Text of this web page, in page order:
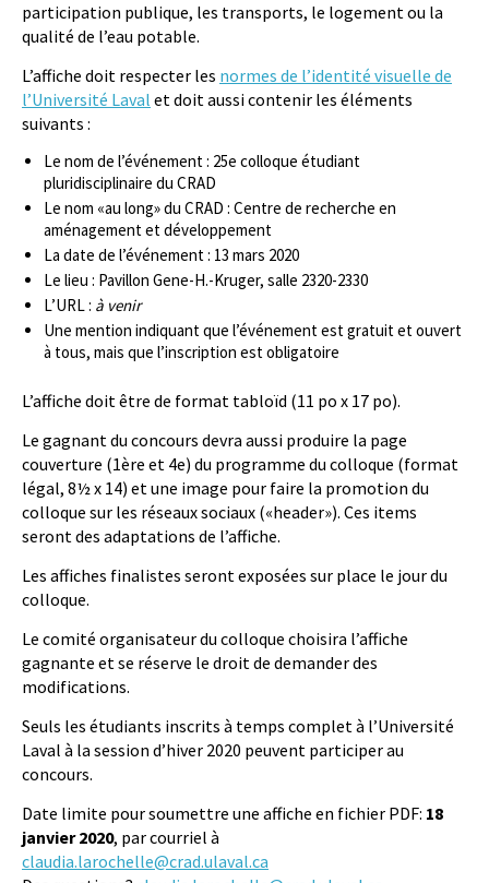
participation publique, les transports, le logement ou la
qualité de l’eau potable.
L’affiche doit respecter les normes de l’identité visuelle de
l’Université Laval et doit aussi contenir les éléments
suivants :
Le nom de l’événement : 25e colloque étudiant
pluridisciplinaire du CRAD
Le nom «au long» du CRAD : Centre de recherche en
aménagement et développement
La date de l’événement : 13 mars 2020
Le lieu : Pavillon Gene-H.-Kruger, salle 2320-2330
L’URL : à venir
Une mention indiquant que l’événement est gratuit et ouvert
à tous, mais que l’inscription est obligatoire
L’affiche doit être de format tabloïd (11 po x 17 po).
Le gagnant du concours devra aussi produire la page
couverture (1ère et 4e) du programme du colloque (format
légal, 8½ x 14) et une image pour faire la promotion du
colloque sur les réseaux sociaux («header»). Ces items
seront des adaptations de l’affiche.
Les affiches finalistes seront exposées sur place le jour du
colloque.
Le comité organisateur du colloque choisira l’affiche
gagnante et se réserve le droit de demander des
modifications.
Seuls les étudiants inscrits à temps complet à l’Université
Laval à la session d’hiver 2020 peuvent participer au
concours.
Date limite pour soumettre une affiche en fichier PDF: 18
janvier 2020, par courriel à
claudia.larochelle@crad.ulaval.ca